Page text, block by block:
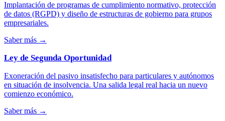
Implantación de programas de cumplimiento normativo, protección
de datos (RGPD) y diseño de estructuras de gobierno para grupos
empresariales.
Saber más →
Ley de Segunda Oportunidad
Exoneración del pasivo insatisfecho para particulares y autónomos
en situación de insolvencia. Una salida legal real hacia un nuevo
comienzo económico.
Saber más →